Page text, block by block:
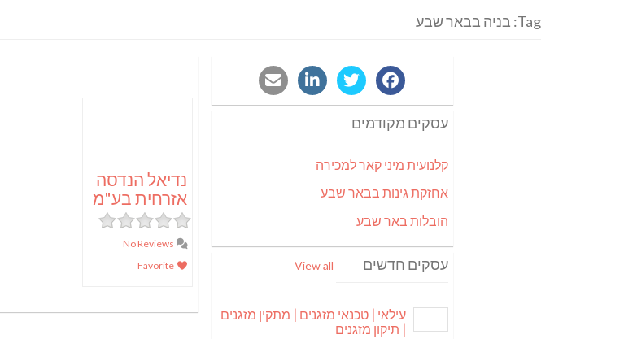
Tag: בניה בבאר שבע
נדיאל הנדסה
אזרחית בע"מ
עסקים מקודמים
קלנועית מיני קאר למכירה
אחזקת גינות בבאר שבע
הובלות באר שבע
עסקים חדשים View all
עילאי | טכנאי מזגנים | מתקין מזגנים
| תיקון מזגנים